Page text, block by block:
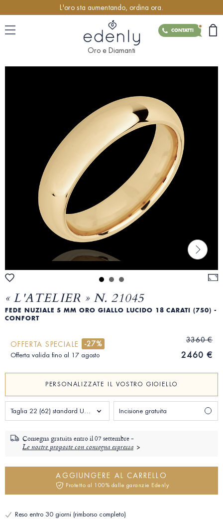
L'oro sta aumentando, ordina ora.
CONTATTI
Oro e Diamanti
« L'ATELIER » N. 21045
FEDE NUZIALE 5 MM ORO GIALLO LUCIDO 18 CARATI (750) -
CONFORT
OFFERTA SPECIALE -27%
Offerta valida fino al 17 agosto
3360 €
2460 €
PERSONALIZZATE IL VOSTRO GIOIELLO
Taglia 22 (62) standard Uomo Incisione gratuita
Consegna gratuita entro il07 settembre -
Le nostre proposte con consegna espressa
AGGIUNGERE AL CARRELLO
Protetto al 100% dalle garanzie Edenly
Reso entro 30 giorni (rimborso completo)